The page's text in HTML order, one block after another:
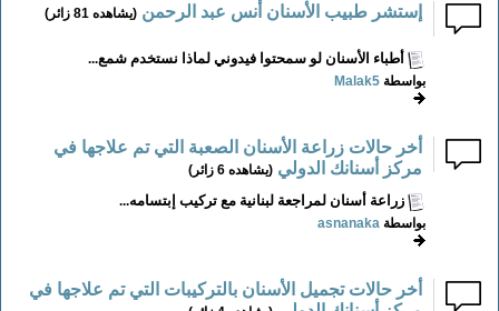
إستشر طبيب الأسنان أنس عبد الرحمن (يشاهده 81 زائر)
أطباء الأسنان لو سمحتوا فيدوني لماذا نستخدم شمع...
بواسطةMalak5
أخر حالات زراعة الأسنان الصعبة التي تم علاجها في
مركز أسنانك الدولي
(يشاهده 6 زائر)
زراعة أسنان لمراجعة لبنانية مع تركيب إبتسامه...
بواسطةasnanaka
أخر حالات تجميل الأسنان بالتركيبات التي تم علاجها في